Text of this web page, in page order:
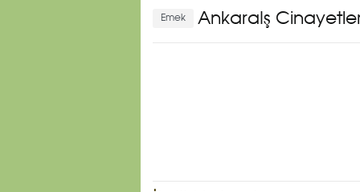
Ankara
Emek İş